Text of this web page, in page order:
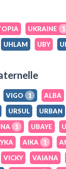
UKRAINE 1
UHLAM UBY
VIGO 1 ALBA
URSUL URBAN
1 UBAYE
AIKA 1
VICKY VAIANA